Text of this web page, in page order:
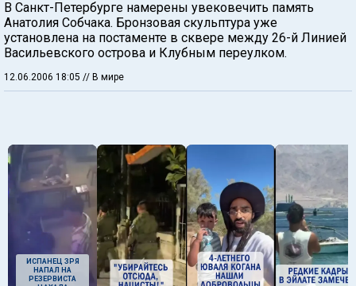
В Санкт-Петербурге намерены увековечить память
Анатолия Собчака. Бронзовая скульптура уже
установлена на постаменте в сквере между 26-й Линией
Васильевского острова и Клубным переулком.
12.06.2006 18:05 // В мире
ИСПАНЕЦ ЗРЯ
НАПАЛ НА
РЕЗЕРВИСТА